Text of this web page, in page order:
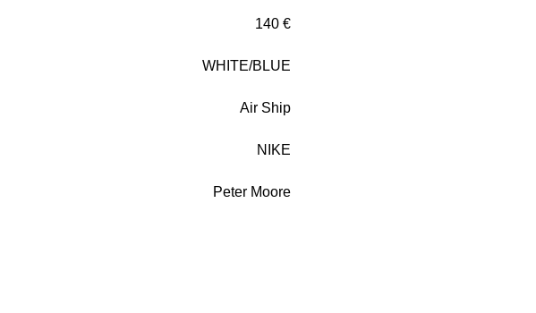
140 €
WHITE/BLUE
Air Ship
NIKE
Peter Moore